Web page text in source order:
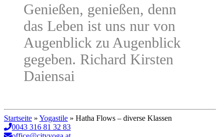
Genießen, genießen, denn
das Leben ist uns nur von
Augenblick zu Augenblick
gegeben. Richard Kirsten
Daiensai
Startseite » Yogastile » Hatha Flows – diverse Klassen
0043 316 81 32 83